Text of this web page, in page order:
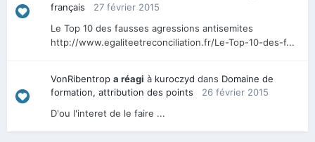
français
27 février 2015
Le Top 10 des fausses agressions antisemites
http://www.egaliteetreconciliation.fr/Le-Top-10-des-f...
VonRibentrop a réagi à kuroczyd dans Domaine de
formation, attribution des points
26 février 2015
D'ou l'interet de le faire ...